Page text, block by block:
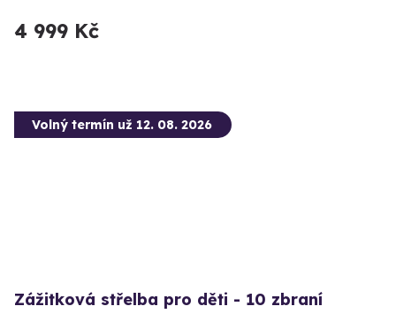
4 999 Kč
Volný termín už 12. 08. 2026
Zážitková střelba pro děti - 10 zbraní